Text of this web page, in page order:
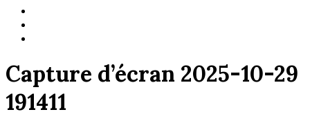
Capture d’écran 2025-10-29
191411